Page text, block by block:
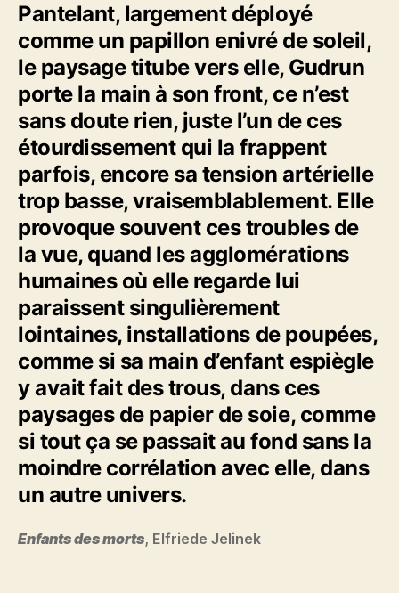
Pantelant, largement déployé
comme un papillon enivré de soleil,
le paysage titube vers elle, Gudrun
porte la main à son front, ce n’est
sans doute rien, juste l’un de ces
étourdissement qui la frappent
parfois, encore sa tension artérielle
trop basse, vraisemblablement. Elle
provoque souvent ces troubles de
la vue, quand les agglomérations
humaines où elle regarde lui
paraissent singulièrement
lointaines, installations de poupées,
comme si sa main d’enfant espiègle
y avait fait des trous, dans ces
paysages de papier de soie, comme
si tout ça se passait au fond sans la
moindre corrélation avec elle, dans
un autre univers.
Enfants des morts, Elfriede Jelinek